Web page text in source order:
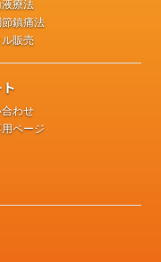
療法
鎮痛法
販売
わせ
ページ